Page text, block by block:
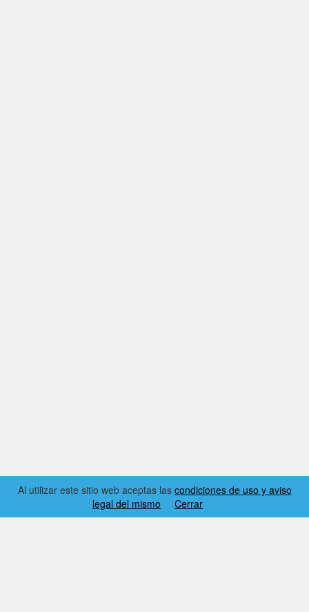
Al utilizar este sitio web aceptas las condiciones de uso y aviso
legal del mismo
Cerrar